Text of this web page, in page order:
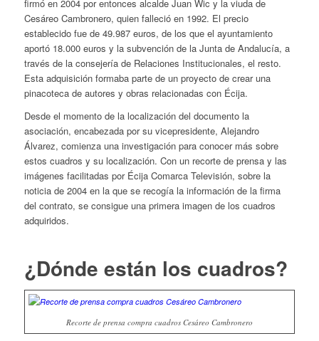
firmó en 2004 por entonces alcalde Juan Wic y la viuda de
Cesáreo Cambronero, quien falleció en 1992. El precio
establecido fue de 49.987 euros, de los que el ayuntamiento
aportó 18.000 euros y la subvención de la Junta de Andalucía, a
través de la consejería de Relaciones Institucionales, el resto.
Esta adquisición formaba parte de un proyecto de crear una
pinacoteca de autores y obras relacionadas con Écija.
Desde el momento de la localización del documento la
asociación, encabezada por su vicepresidente, Alejandro
Álvarez, comienza una investigación para conocer más sobre
estos cuadros y su localización. Con un recorte de prensa y las
imágenes facilitadas por Écija Comarca Televisión, sobre la
noticia de 2004 en la que se recogía la información de la firma
del contrato, se consigue una primera imagen de los cuadros
adquiridos.
¿Dónde están los cuadros?
Recorte de prensa compra cuadros Cesáreo Cambronero